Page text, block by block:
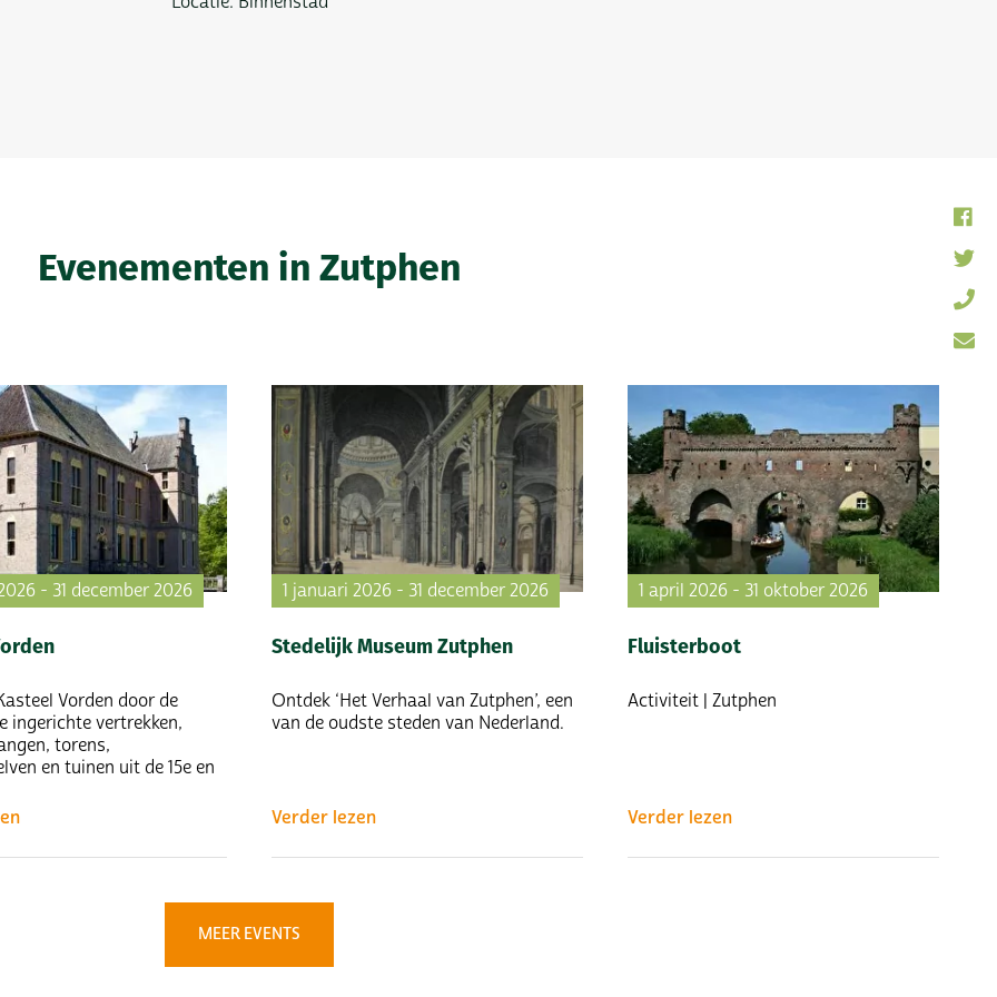
Evenementen in Zutphen
- 31 december 2026
Vorden door de
ingerichte vertrekken,
torens,
en tuinen uit de 15e en
1 januari 2026 - 31 december 2026
Stedelijk Museum Zutphen
Ontdek ‘Het Verhaal van Zutphen’, een
van de oudste steden van Nederland.
Verder lezen
1 april 2026 - 31 oktober 2026
Fluisterboot
Activiteit | Zutphen
Verder lezen
MEER EVENTS